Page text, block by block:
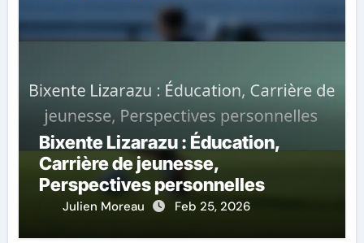
Bixente Lizarazu : Éducation,
Carrière de jeunesse,
Perspectives personnelles
Julien Moreau Feb 25, 2026